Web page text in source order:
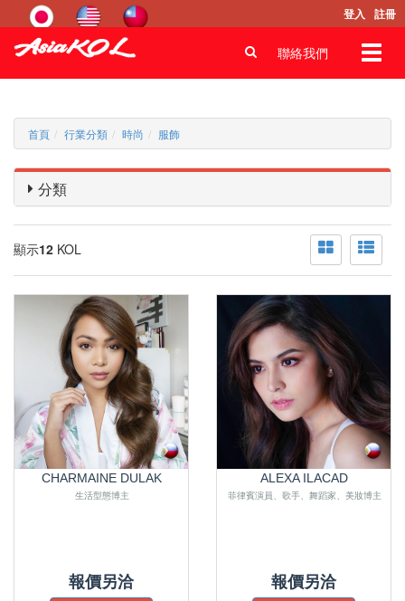
登入 註冊
聯絡我們
首頁 行業分類 時尚 服飾
分類
顯示12 KOL
CHARMAINE DULAK
生活型態博主
報價另洽
ALEXA ILACAD
菲律賓演員、歌手、舞蹈家、美妝博主
報價另洽